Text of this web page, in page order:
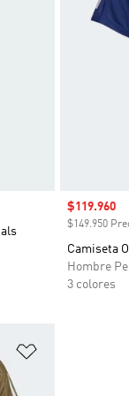
Precio de
$119.960
$149.950
Camiseta
Hombre
3 colores